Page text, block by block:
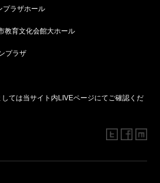
ラザホール
育文化会館大ホール
プラザ
ては当サイト内LIVEページにてご確認くだ